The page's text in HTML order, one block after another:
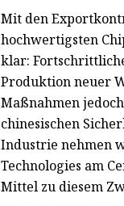
Mit den
hochwertigsten
klar:
Produktion neuer
Maßnahmen
chinesischen
Industrie nehmen
Technologies am
Mittel zu diesem